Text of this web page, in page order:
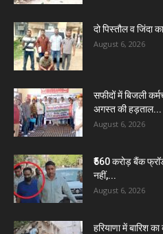
दो पिस्तौल व जिंदा
August 6, 2026
सफीदों में बिजली
अगस्त की हड़ताल...
August 6, 2026
₹560 करोड़ बैंक
नहीं,...
August 6, 2026
हरियाणा में बारिश